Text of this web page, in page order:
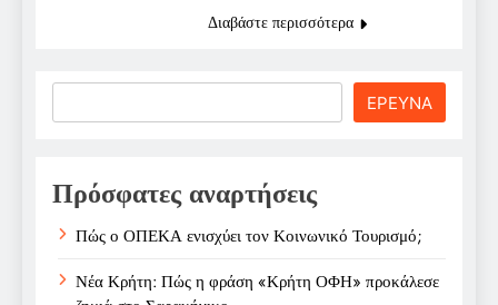
Διαβάστε περισσότερα
ΕΡΕΥΝΑ
Πρόσφατες αναρτήσεις
Πώς ο ΟΠΕΚΑ ενισχύει τον Κοινωνικό Τουρισμό;
Νέα Κρήτη: Πώς η φράση «Κρήτη ΟΦΗ» προκάλεσε